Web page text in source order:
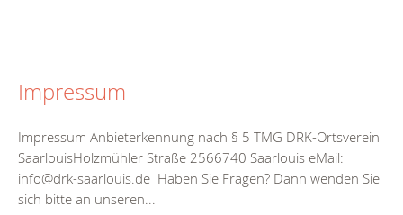
Impressum
Impressum Anbieterkennung nach § 5 TMG DRK-Ortsverein
SaarlouisHolzmühler Straße 2566740 Saarlouis eMail:
info@drk-saarlouis.de Haben Sie Fragen? Dann wenden Sie
sich bitte an unseren...